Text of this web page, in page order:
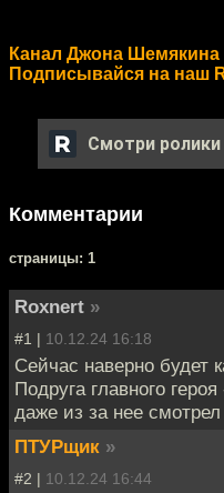
Канал Джона Шемякина
Подписывайся на наш
Смотри ролики
Комментарии
cтраницы: 1
Roxnert »
#1 | 10.12.24 16:18
Сейчас наверно будет
Подруга главного
даже из за нее
ПТУРщик »
#2 | 10.12.24 16:44